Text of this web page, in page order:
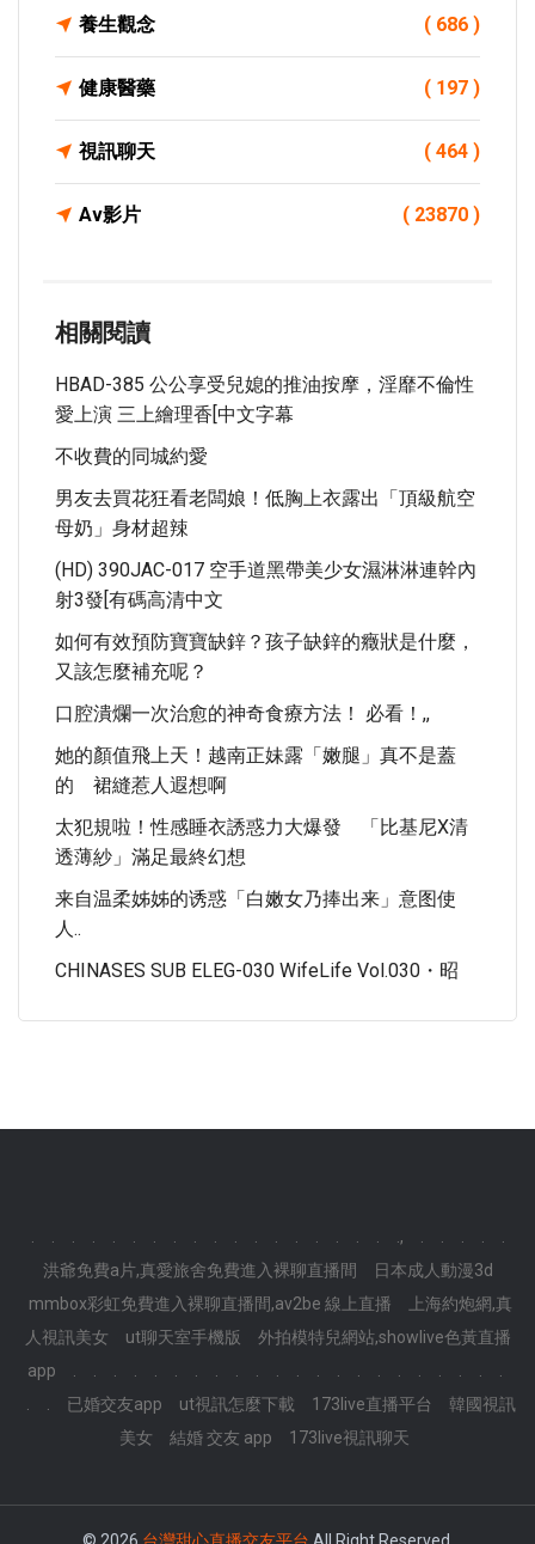
養生觀念 ( 686 )
健康醫藥 ( 197 )
視訊聊天 ( 464 )
Av影片 ( 23870 )
相關閱讀
HBAD-385 公公享受兒媳的推油按摩，淫靡不倫性
愛上演 三上繪理香[中文字幕
不收費的同城約愛
男友去買花狂看老闆娘！低胸上衣露出「頂級航空
母奶」身材超辣
(HD) 390JAC-017 空手道黑帶美少女濕淋淋連幹內
射3發[有碼高清中文
如何有效預防寶寶缺鋅？孩子缺鋅的癥狀是什麼，
又該怎麼補充呢？
口腔潰爛一次治愈的神奇食療方法！ 必看！,,
她的顏值飛上天！越南正妹露「嫩腿」真不是蓋
的 裙縫惹人遐想啊
太犯規啦！性感睡衣誘惑力大爆發 「比基尼X清
透薄紗」滿足最終幻想
来自温柔姊姊的诱惑「白嫩女乃捧出来」意图使
人..
CHINASES SUB ELEG-030 WifeLife Vol.030・昭
.,
洪爺免費a片,真愛旅舍免費進入裸聊直播間
日本成人動漫3d
mmbox彩虹免費進入裸聊直播間,av2be 線上直播
上海約炮網,真
人視訊美女
ut聊天室手機版
外拍模特兒網站,showlive色黃直播
app
已婚交友app ut視訊怎麼下載 173live直播平台
韓國視訊
美女
結婚 交友 app 173live視訊聊天